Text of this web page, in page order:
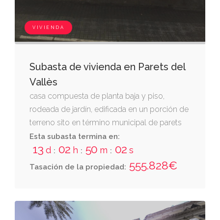
VIVIENDA
Subasta de vivienda en Parets del
Vallès
casa compuesta de planta baja y piso,
rodeada de jardín, edificada en un porción de
terreno sito en término municipal de parets
del vallés, con frente a la calle sant joan,
donde le corresponde el número catorce.
datos registrales: finca nº 1508 de parets del
vallés.
Esta subasta termina en:
13 d : 02 h : 50 m : 01 s
Tasación de la propiedad: 555.828€